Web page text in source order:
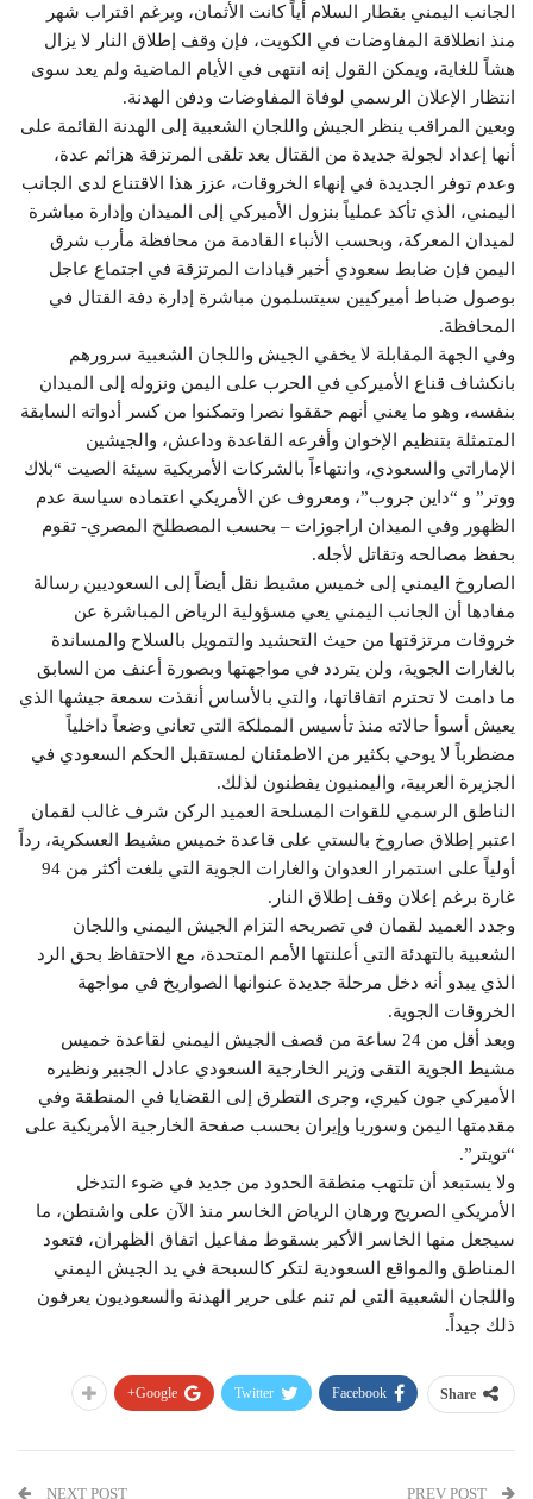
الجانب اليمني بقطار السلام أياً كانت الأثمان، وبرغم اقتراب شهر
منذ انطلاقة المفاوضات في الكويت، فإن وقف إطلاق النار لا يزال
هشاً للغاية، ويمكن القول إنه انتهى في الأيام الماضية ولم يعد سوى
انتظار الإعلان الرسمي لوفاة المفاوضات ودفن الهدنة.
وبعين المراقب ينظر الجيش واللجان الشعبية إلى الهدنة القائمة على
أنها إعداد لجولة جديدة من القتال بعد تلقى المرتزقة هزائم عدة،
وعدم توفر الجديدة في إنهاء الخروقات، عزز هذا الاقتناع لدى الجانب
اليمني، الذي تأكد عملياً بنزول الأميركي إلى الميدان وإدارة مباشرة
لميدان المعركة، وبحسب الأنباء القادمة من محافظة مأرب شرق
اليمن فإن ضابط سعودي أخبر قيادات المرتزقة في اجتماع عاجل
بوصول ضباط أميركيين سيتسلمون مباشرة إدارة دفة القتال في
المحافظة.
وفي الجهة المقابلة لا يخفي الجيش واللجان الشعبية سرورهم
بانكشاف قناع الأميركي في الحرب على اليمن ونزوله إلى الميدان
بنفسه، وهو ما يعني أنهم حققوا نصرا وتمكنوا من كسر أدواته السابقة
المتمثلة بتنظيم الإخوان وأفرعه القاعدة وداعش، والجيشين
الإماراتي والسعودي، وانتهاءاً بالشركات الأمريكية سيئة الصيت “بلاك
ووتر” و “داين جروب”، ومعروف عن الأمريكي اعتماده سياسة عدم
الظهور وفي الميدان اراجوزات – بحسب المصطلح المصري- تقوم
بحفظ مصالحه وتقاتل لأجله.
الصاروخ اليمني إلى خميس مشيط نقل أيضاً إلى السعوديين رسالة
مفادها أن الجانب اليمني يعي مسؤولية الرياض المباشرة عن
خروقات مرتزقتها من حيث التحشيد والتمويل بالسلاح والمساندة
بالغارات الجوية، ولن يتردد في مواجهتها وبصورة أعنف من السابق
ما دامت لا تحترم اتفاقاتها، والتي بالأساس أنقذت سمعة جيشها الذي
يعيش أسوأ حالاته منذ تأسيس المملكة التي تعاني وضعاً داخلياً
مضطرباً لا يوحي بكثير من الاطمئنان لمستقبل الحكم السعودي في
الجزيرة العربية، واليمنيون يفطنون لذلك.
الناطق الرسمي للقوات المسلحة العميد الركن شرف غالب لقمان
اعتبر إطلاق صاروخ بالستي على قاعدة خميس مشيط العسكرية، رداً
أولياً على استمرار العدوان والغارات الجوية التي بلغت أكثر من 94
غارة برغم إعلان وقف إطلاق النار.
وجدد العميد لقمان في تصريحه التزام الجيش اليمني واللجان
الشعبية بالتهدئة التي أعلنتها الأمم المتحدة، مع الاحتفاظ بحق الرد
الذي يبدو أنه دخل مرحلة جديدة عنوانها الصواريخ في مواجهة
الخروقات الجوية.
وبعد أقل من 24 ساعة من قصف الجيش اليمني لقاعدة خميس
مشيط الجوية التقى وزير الخارجية السعودي عادل الجبير ونظيره
الأميركي جون كيري، وجرى التطرق إلى القضايا في المنطقة وفي
مقدمتها اليمن وسوريا وإيران بحسب صفحة الخارجية الأمريكية على
“تويتر”.
ولا يستبعد أن تلتهب منطقة الحدود من جديد في ضوء التدخل
الأمريكي الصريح ورهان الرياض الخاسر منذ الآن على واشنطن، ما
سيجعل منها الخاسر الأكبر بسقوط مفاعيل اتفاق الظهران، فتعود
المناطق والمواقع السعودية لتكر كالسبحة في يد الجيش اليمني
واللجان الشعبية التي لم تنم على حرير الهدنة والسعوديون يعرفون
ذلك جيداً.
Share
Facebook
Twitter
Google+
NEXT POST